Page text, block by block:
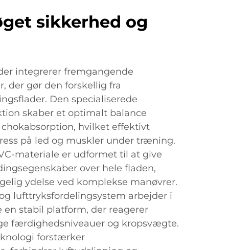
sikkerhed og
integrerer fremgangende
der gør den forskellig fra
Den specialiserede
skaber et optimalt balance
hvilket effektivt
på led og muskler under træning.
materiale er udformet til at give
over hele fladen,
ydelse ved komplekse manøvrer.
lufttryksfordelingsystem arbejder i
en stabil platform, der reagerer
færdighedsniveauer og kropsvægte.
forstærker